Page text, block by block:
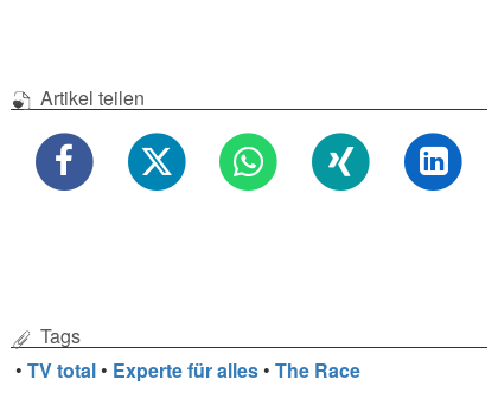
Artikel teilen
Tags
•TV total • Experte für alles •The Race